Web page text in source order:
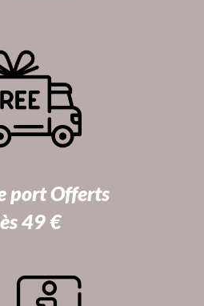
port Offerts
49 €